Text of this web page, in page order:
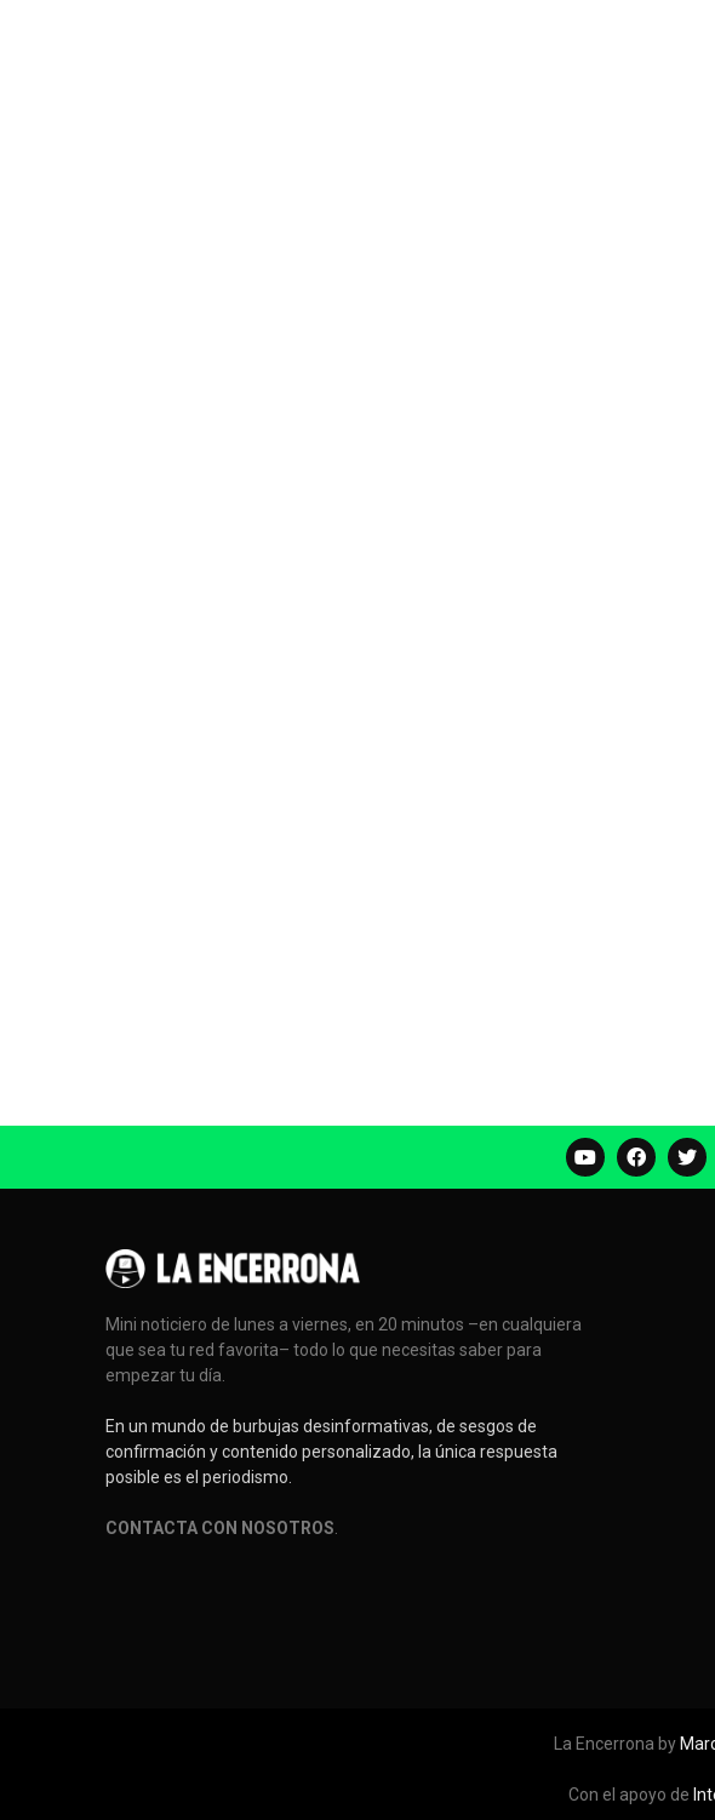
Mini noticiero de lunes a viernes, en 20 minutos –en cualquiera
que sea tu red favorita– todo lo que necesitas saber para
empezar tu día.
En un mundo de burbujas desinformativas, de sesgos de
confirmación y contenido personalizado, la única respuesta
posible es el periodismo.
CONTACTA CON NOSOTROS
La Encerrona by
Con el apoyo de